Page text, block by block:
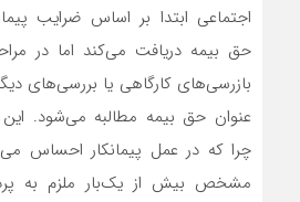
اجتماعی ابتدا بر اساس ضرایب
حق بیمه دریافت می‌کند اما در
بازرسی‌های کارگاهی یا بررسی‌های
عنوان حق بیمه مطالبه می‌شود.
چرا که در عمل پیمانکار احساس
مشخص بیش از یک‌بار ملزم به